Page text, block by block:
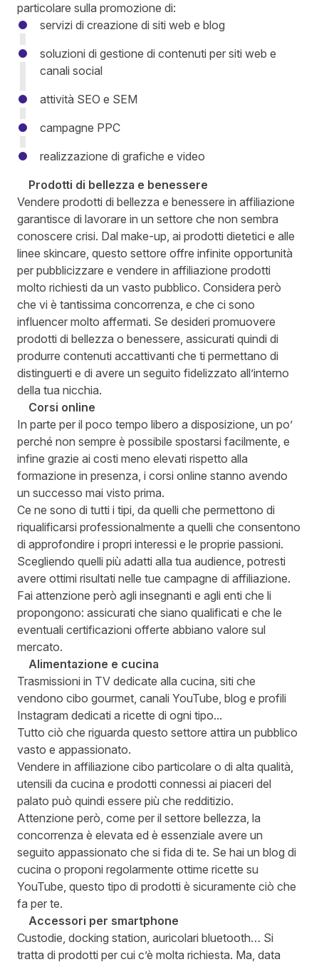
particolare sulla promozione di:
servizi di creazione di siti web e blog
soluzioni di gestione di contenuti per siti web e
canali social
attività SEO e SEM
campagne PPC
realizzazione di grafiche e video
Prodotti di bellezza e benessere
Vendere prodotti di bellezza e benessere in affiliazione
garantisce di lavorare in un settore che non sembra
conoscere crisi. Dal make-up, ai prodotti dietetici e alle
linee skincare, questo settore offre infinite opportunità
per pubblicizzare e vendere in affiliazione prodotti
molto richiesti da un vasto pubblico. Considera però
che vi è tantissima concorrenza, e che ci sono
influencer molto affermati. Se desideri promuovere
prodotti di bellezza o benessere, assicurati quindi di
produrre contenuti accattivanti che ti permettano di
distinguerti e di avere un seguito fidelizzato all’interno
della tua nicchia.
Corsi online
In parte per il poco tempo libero a disposizione, un po’
perché non sempre è possibile spostarsi facilmente, e
infine grazie ai costi meno elevati rispetto alla
formazione in presenza, i corsi online stanno avendo
un successo mai visto prima.
Ce ne sono di tutti i tipi, da quelli che permettono di
riqualificarsi professionalmente a quelli che consentono
di approfondire i propri interessi e le proprie passioni.
Scegliendo quelli più adatti alla tua audience, potresti
avere ottimi risultati nelle tue campagne di affiliazione.
Fai attenzione però agli insegnanti e agli enti che li
propongono: assicurati che siano qualificati e che le
eventuali certificazioni offerte abbiano valore sul
mercato.
Alimentazione e cucina
Trasmissioni in TV dedicate alla cucina, siti che
vendono cibo gourmet, canali YouTube, blog e profili
Instagram dedicati a ricette di ogni tipo...
Tutto ciò che riguarda questo settore attira un pubblico
vasto e appassionato.
Vendere in affiliazione cibo particolare o di alta qualità,
utensili da cucina e prodotti connessi ai piaceri del
palato può quindi essere più che redditizio.
Attenzione però, come per il settore bellezza, la
concorrenza è elevata ed è essenziale avere un
seguito appassionato che si fida di te. Se hai un blog di
cucina o proponi regolarmente ottime ricette su
YouTube, questo tipo di prodotti è sicuramente ciò che
fa per te.
Accessori per smartphone
Custodie, docking station, auricolari bluetooth… Si
tratta di prodotti per cui c’è molta richiesta. Ma, data